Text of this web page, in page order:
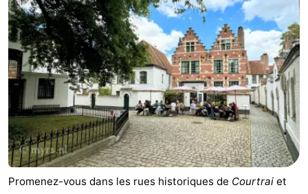
Promenez-vous dans les rues historiques de Courtrai et